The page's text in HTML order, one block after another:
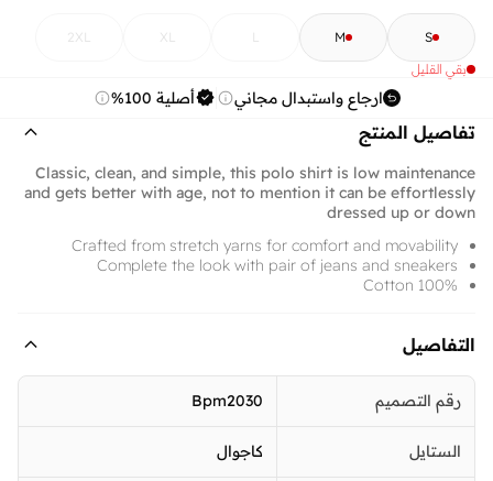
S
M
L
XL
2XL
بقي القليل
ارجاع واستبدال مجاني أصلية 100%
تفاصيل المنتج
Classic, clean, and simple, this polo shirt is low maintenance
and gets better with age, not to mention it can be effortlessly
dressed up or down
Crafted from stretch yarns for comfort and movability
Complete the look with pair of jeans and sneakers
100% Cotton
التفاصيل
رقم التصميم Bpm2030
الستايل كاجوال